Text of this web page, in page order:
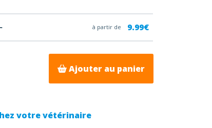
à partir de 9.99€
Ajouter au panier
votre vétérinaire